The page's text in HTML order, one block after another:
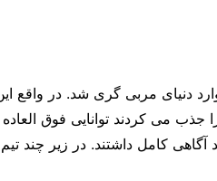
دنیای مربی گری شد. در واقع
می کردند توانایی فوق العاده
آگاهی کامل داشتند. در زیر چند